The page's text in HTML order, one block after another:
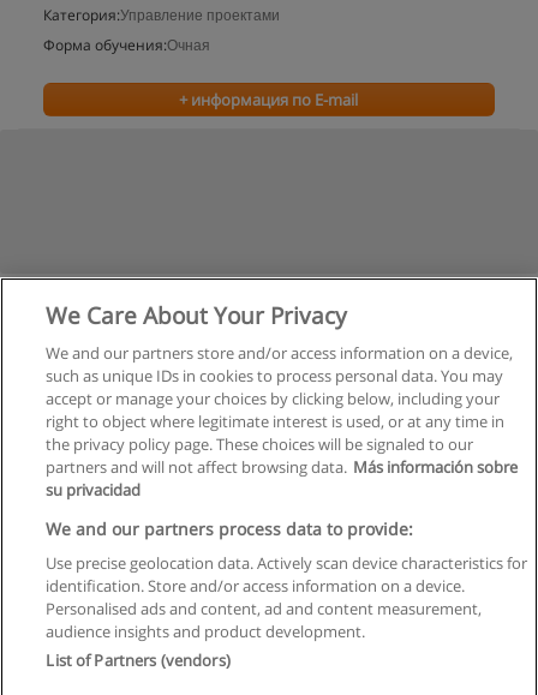
Категория:Управление проектами
Форма обучения:Очная
+ информация по E-mail
Правила пользования
Конфиденциальность информации
Напишите Educaedu
Copyright © Educaedu Business S.L. - CIF : B-95610580: -
We Care About Your Privacy
We and our partners store and/or access information on a device,
such as unique IDs in cookies to process personal data. You may
accept or manage your choices by clicking below, including your
right to object where legitimate interest is used, or at any time in
the privacy policy page. These choices will be signaled to our
partners and will not affect browsing data. Más información sobre
su privacidad
We and our partners process data to provide:
Use precise geolocation data. Actively scan device characteristics for
identification. Store and/or access information on a device.
Personalised ads and content, ad and content measurement,
audience insights and product development.
List of Partners (vendors)